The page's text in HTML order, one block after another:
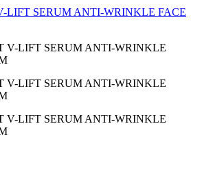
LIFT SERUM ANTI-WRINKLE FACE